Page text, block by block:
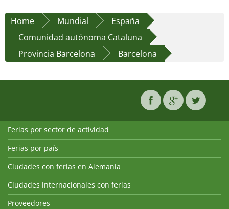
Home Mundial
España
Comunidad autónoma Cataluna
Provincia Barcelona
Barcelona
Ferias por sector de actividad
Ferias por país
Ciudades con ferias en Alemania
Ciudades internacionales con ferias
Proveedores